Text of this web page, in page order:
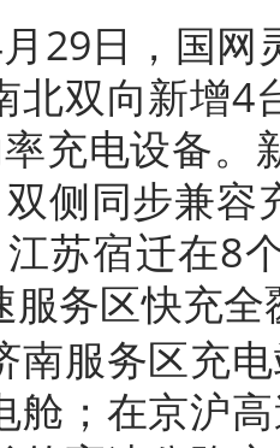
日，国网
北双向新增4
充电设备。
侧同步兼容
苏宿迁在8
服务区快充
南服务区充
舱；在京沪